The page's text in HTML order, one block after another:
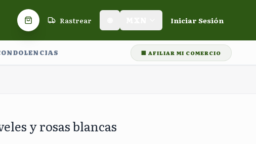
Carrito de compras
Rastrear Iniciar Sesión
🏢 AFILIAR MI COMERCIO
y rosas blancas